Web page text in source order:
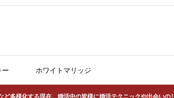
ー ホワイトマリッジ
多様化する現在。婚活中の皆様に婚活テクニックや出会いの